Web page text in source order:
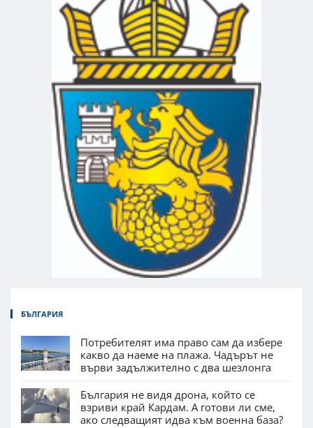
БЪЛГАРИЯ
Потребителят има право сам да избере
какво да наеме на плажа. Чадърът не
върви задължително с два шезлонга
България не видя дрона, който се
взриви край Кардам. А готови ли сме,
ако следващият идва към военна база?